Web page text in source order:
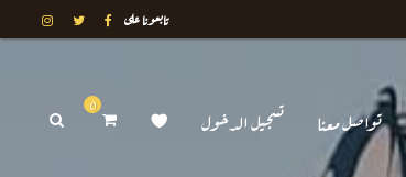
تابعونا على
تواصل معنا تسجيل الدخول
0